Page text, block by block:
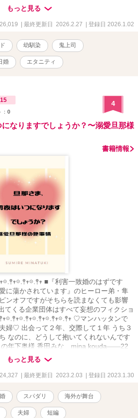
／30才 リュミエールホールディングスの
部長。社内では「鬼上司」と呼ばれてい
の物語はフィクションです。実在の人
は、タイトル横に※マークを入れていま
もっと見る
| 最終更新日 2026.2.27 | 登録日 2026.1.02
幼馴染 鬼上司
婚 エタニティ
0
4
なりますでしょうか？〜溺愛旦那様
書籍情報
■『利害一致婚のはずです
に蕩かされています』のヒーロー弟・隼
ンオフですがそちらを読まなくても影響
てくる企業団体はすべて妄想のフィクショ
♡マンハッタンで
婦♡ 出会って２年、交際して１年 うち３
なのに、どうして抱いてくれないんです
の年下奥様 香田みな mina kouda――22
と思っていませんか？』 × 大道寺グルー
ング代表取締役社長 大道寺 隼人 hayato
からないなら思い知らせてあげる――』
もっと見る
| 最終更新日 2023.2.03 | 登録日 2023.1.30
スパダリ 海外が舞台
夫婦 短編